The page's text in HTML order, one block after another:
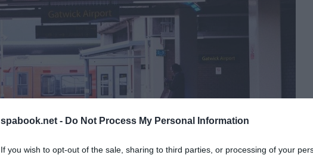
spabook.net - Do Not Process My Personal Information
If you wish to opt-out of the sale, sharing to third parties, or processing of your